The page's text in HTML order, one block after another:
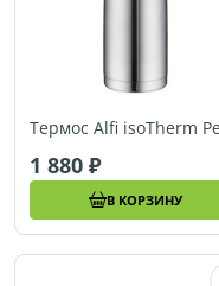
1 880
В КОРЗИНУ